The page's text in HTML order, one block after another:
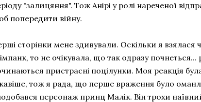
"залицяння". Тож Анірі у ролі нареченої
попередити війну.
сторінки мене здивували. Оскільки я взялася
то не очікувала, що так одразу почнеться...
пристрасні поцілунки. Моя реакція
тож я рада, що перше враження було
персонаж принц Малік. Він трохи